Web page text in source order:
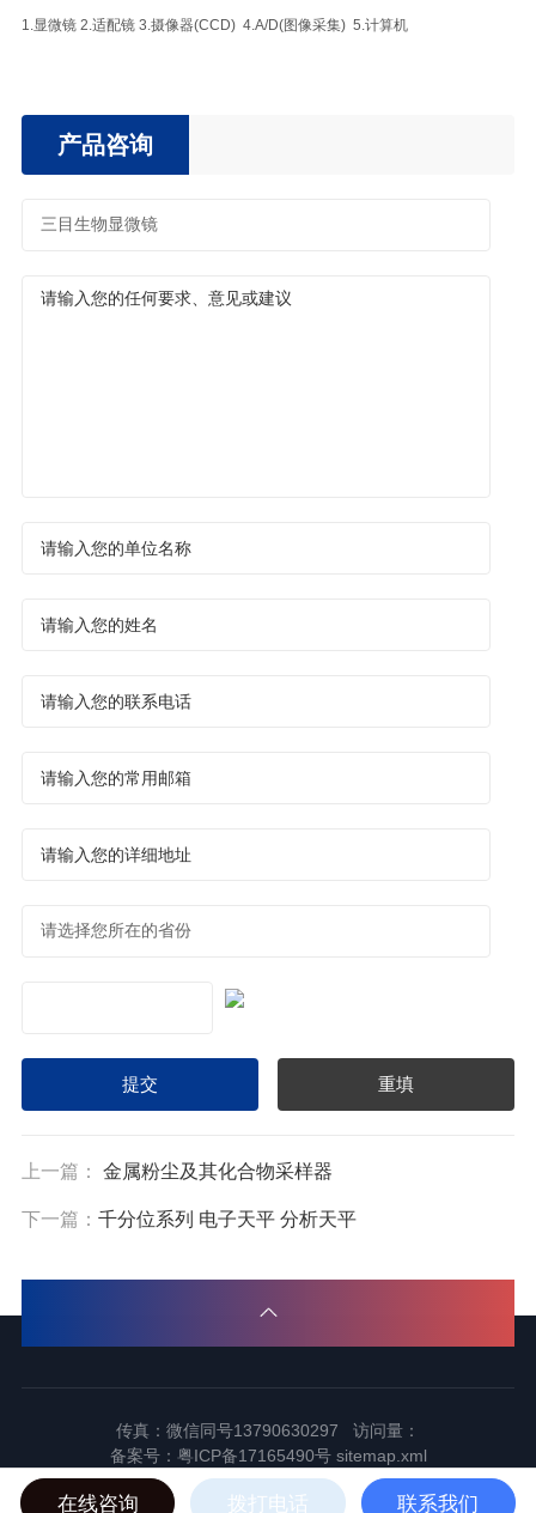
1.显微镜 2.适配镜 3.摄像器(CCD) 4.A/D(图像采集) 5.计算机
产品咨询
上一篇： 金属粉尘及其化合物采样器
下一篇： 千分位系列 电子天平 分析天平
传真：微信同号13790630297 访问量：
备案号： 粤ICP备17165490号 sitemap.xml
2024东莞市谱标实验器材科技有限公司版权所有
在线咨询 拨打电话 联系我们